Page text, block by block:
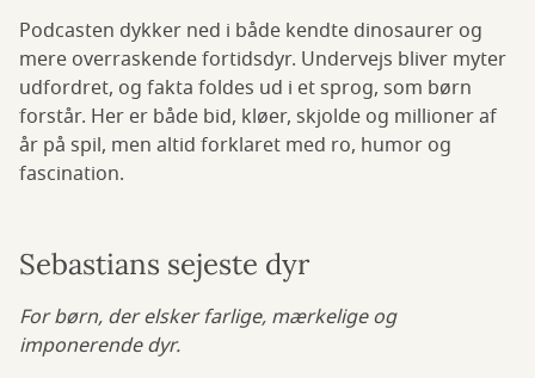
Podcasten dykker ned i både kendte dinosaurer og
mere overraskende fortidsdyr. Undervejs bliver myter
udfordret, og fakta foldes ud i et sprog, som børn
forstår. Her er både bid, kløer, skjolde og millioner af
år på spil, men altid forklaret med ro, humor og
fascination.
Sebastians sejeste dyr
For børn, der elsker farlige, mærkelige og
imponerende dyr.